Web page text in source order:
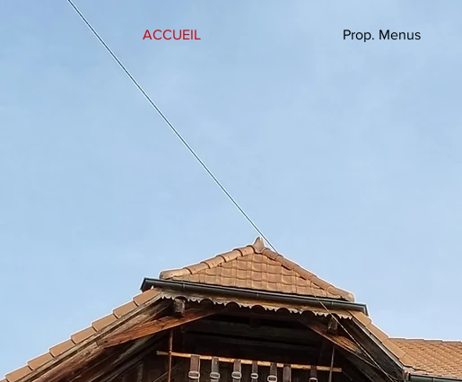
ACCUEIL Prop. Menus